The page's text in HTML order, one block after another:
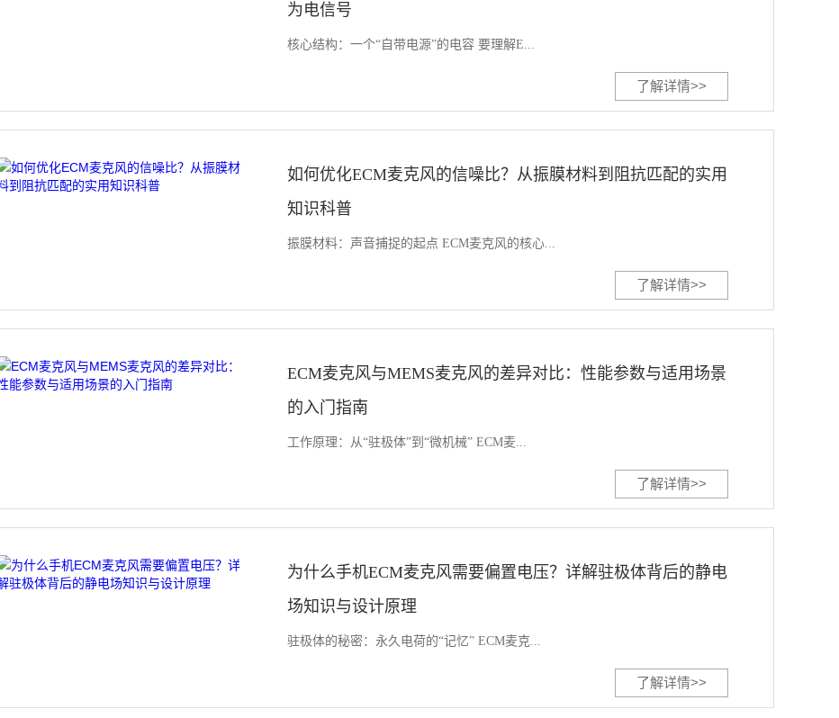
为电信号
核心结构：一个“自带电源”的电容 要理解E...
了解详情>>
如何优化ECM麦克风的信噪比？从振膜材料到阻抗匹配的实用
知识科普
振膜材料：声音捕捉的起点 ECM麦克风的核心...
了解详情>>
ECM麦克风与MEMS麦克风的差异对比：性能参数与适用场景
的入门指南
工作原理：从“驻极体”到“微机械” ECM麦...
了解详情>>
为什么手机ECM麦克风需要偏置电压？详解驻极体背后的静电
场知识与设计原理
驻极体的秘密：永久电荷的“记忆” ECM麦克...
了解详情>>